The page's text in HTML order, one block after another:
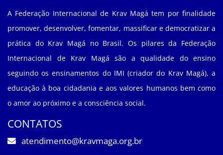
A Federação Internacional de Krav Magá tem por finalidade
promover, desenvolver, fomentar, massificar e democratizar a
prática do Krav Magá no Brasil. Os pilares da Federação
Internacional de Krav Magá são a qualidade do ensino
seguindo os ensinamentos do IMI (criador do Krav Magá), a
educação à boa cidadania e aos valores humanos bem como
o amor ao próximo e a consciência social.
CONTATOS
atendimento@kravmaga.org.br